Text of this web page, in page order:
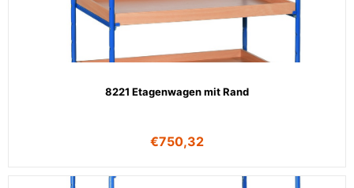
8221 Etagenwagen mit Rand
€750,32